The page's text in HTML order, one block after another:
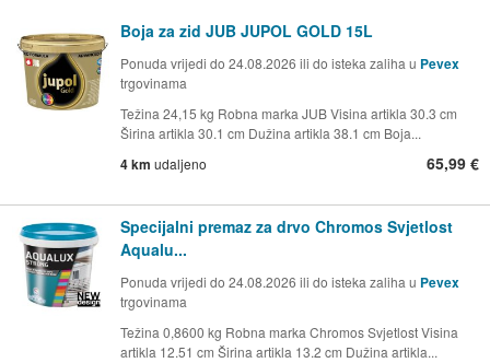
Boja za zid JUB JUPOL GOLD 15L
Ponuda vrijedi do 24.08.2026 ili do isteka zaliha u Pevex
trgovinama
Težina 24,15 kg Robna marka JUB Visina artikla 30.3 cm
Širina artikla 30.1 cm Dužina artikla 38.1 cm Boja...
4 km udaljeno 65,99 €
Specijalni premaz za drvo Chromos Svjetlost
Aqualu...
Ponuda vrijedi do 24.08.2026 ili do isteka zaliha u Pevex
trgovinama
Težina 0,8600 kg Robna marka Chromos Svjetlost Visina
artikla 12.51 cm Širina artikla 13.2 cm Dužina artikla...